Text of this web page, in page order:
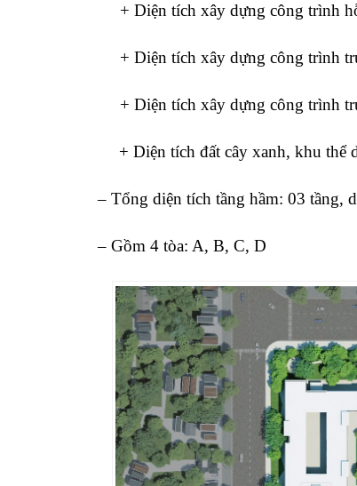
+ Diện tích xây dựng công trình
+ Diện tích xây dựng công trình
+ Diện tích xây dựng công trình
+ Diện tích đất cây xanh, khu thể
– Tổng diện tích tầng hầm: 03 tầng,
– Gồm 4 tòa: A, B, C, D